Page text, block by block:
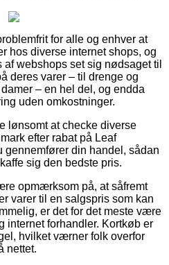
for alle og enhver at
hos diverse internet shops, og
webshops set sig nødsaget til
deres varer – til drenge og
– en hel del, og endda
uden omkostninger.
lønsomt at checke diverse
efter rabat på Leaf
din handel, sådan
sig den bedste pris.
opmærksom på, at såfremt
varer til en salgspris som kan
er det for det meste være
internet forhandler. Kortkøb er
hvilket værner folk overfor
nettet.